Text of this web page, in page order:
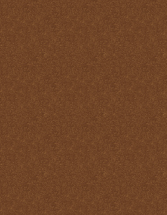
La Santa Misa y el
Purgatorio
La Santa Misa y el Reino
de Dios
La Santa Misa y el
sacerdocio
La Santa Misa y la cruz
La Santa Misa y la familia
La Santa Misa y la fe
La Santa Misa y la gloria
del Cielo
La Santa Misa y la Iglesia
La Santa Misa y la Justicia
Divina
La Santa Misa y la labor